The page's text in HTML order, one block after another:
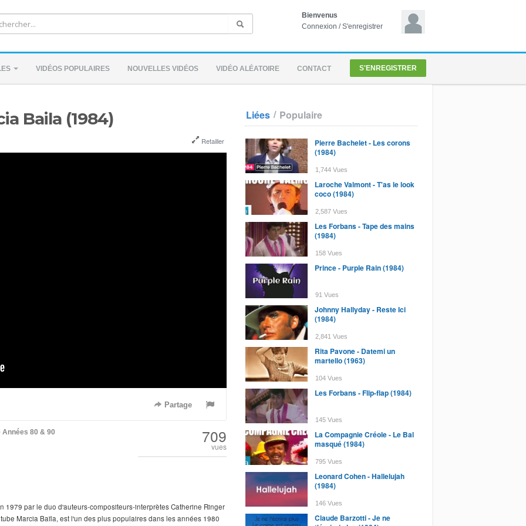
Bienvenus
Connexion /S'enregistrer
VIDÉOS POPULAIRES NOUVELLES VIDÉOS VIDÉO ALÉATOIRE CONTACT S'ENREGISTRER
Baila (1984)
Retailler
Partage
Années 80 & 90 709
vues
1979 par le duo d'auteurs-compositeurs-interprètes Catherine Ringer
Marcia Baïla, est l'un des plus populaires dans les années 1980
Liées / Populaire
Pierre Bachelet - Les corons
(1984)
1,744 Vues
Laroche Valmont - T'as le look
coco (1984)
2,587 Vues
Les Forbans - Tape des mains
(1984)
158 Vues
Prince - Purple Rain (1984)
91 Vues
Johnny Hallyday - Reste Ici
(1984)
2,841 Vues
Rita Pavone - Datemi un
martello (1963)
104 Vues
Les Forbans - Flip-flap (1984)
145 Vues
La Compagnie Créole - Le Bal
masqué (1984)
795 Vues
Leonard Cohen - Hallelujah
(1984)
146 Vues
Claude Barzotti - Je ne